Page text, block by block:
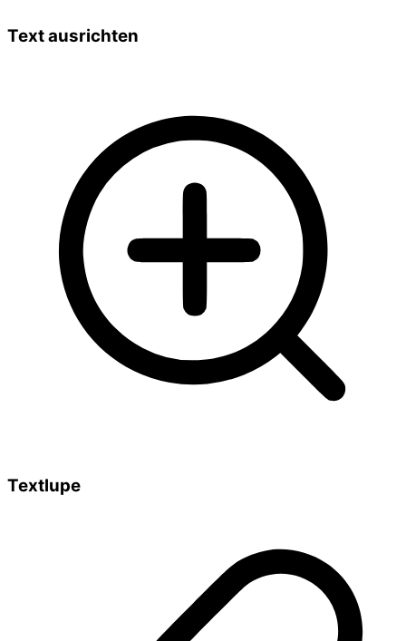
Text ausrichten
Textlupe